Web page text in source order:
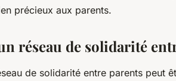
précieux aux parents.
réseau de solidarité
de solidarité entre parents peut